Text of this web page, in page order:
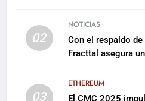
02
NOTICIAS
Con el respaldo
Fracttal asegura
03
ETHEREUM
El CMC 2025